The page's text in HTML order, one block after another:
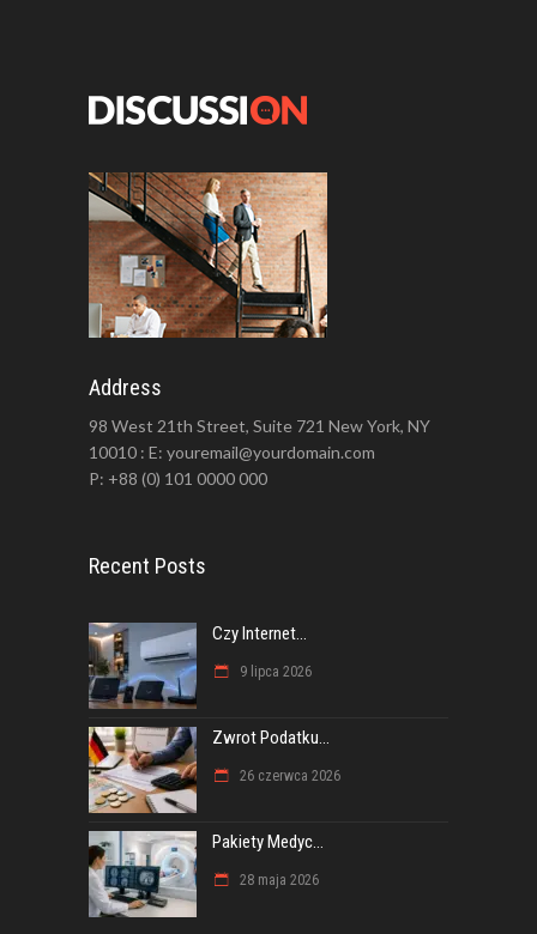
Address
98 West 21th Street, Suite 721 New York, NY
10010 : E: youremail@yourdomain.com
P: +88 (0) 101 0000 000
Recent Posts
Czy Internet...
9 lipca 2026
Zwrot Podatku...
26 czerwca 2026
Pakiety Medyc...
28 maja 2026